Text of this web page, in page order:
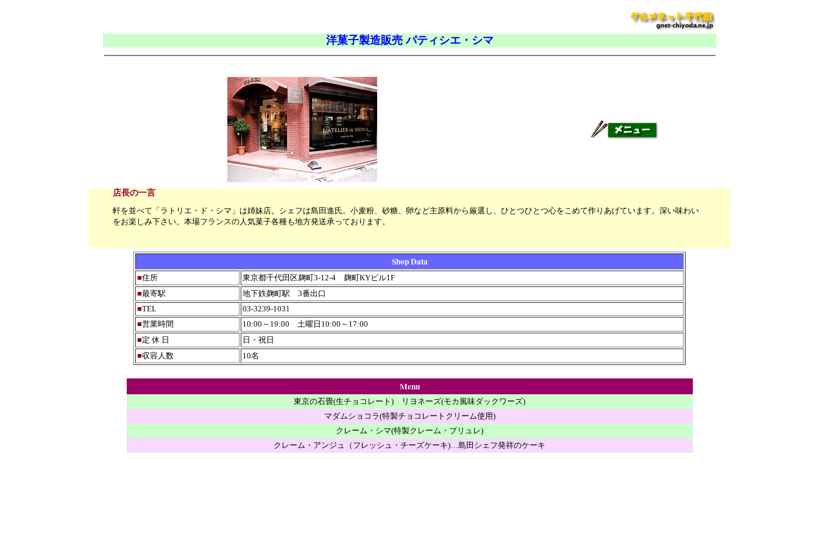
洋菓子製造販売 パティシエ・シマ
店長の一言
軒を並べて「ラトリエ・ド・シマ」は姉妹店。シェフは島田進氏。小麦粉、砂糖、卵など主原料から厳選し、ひとつひとつ心をこめて作りあげています。深い味わい
をお楽しみ下さい。本場フランスの人気菓子各種も地方発送承っております。
Shop Data
■住所
東京都千代田区麹町3-12-4 麹町KYビル1F
■最寄駅
地下鉄麹町駅 3番出口
■TEL
03-3239-1031
■営業時間
10:00～19:00 土曜日10:00～17:00
■定 休 日
日・祝日
■収容人数 10名
Menu
東京の石畳(生チョコレート) リヨネーズ(モカ風味ダックワーズ)
マダムショコラ(特製チョコレートクリーム使用)
クレーム・シマ(特製クレーム・ブリュレ)
クレーム・アンジュ（フレッシュ・チーズケーキ)…島田シェフ発祥のケーキ